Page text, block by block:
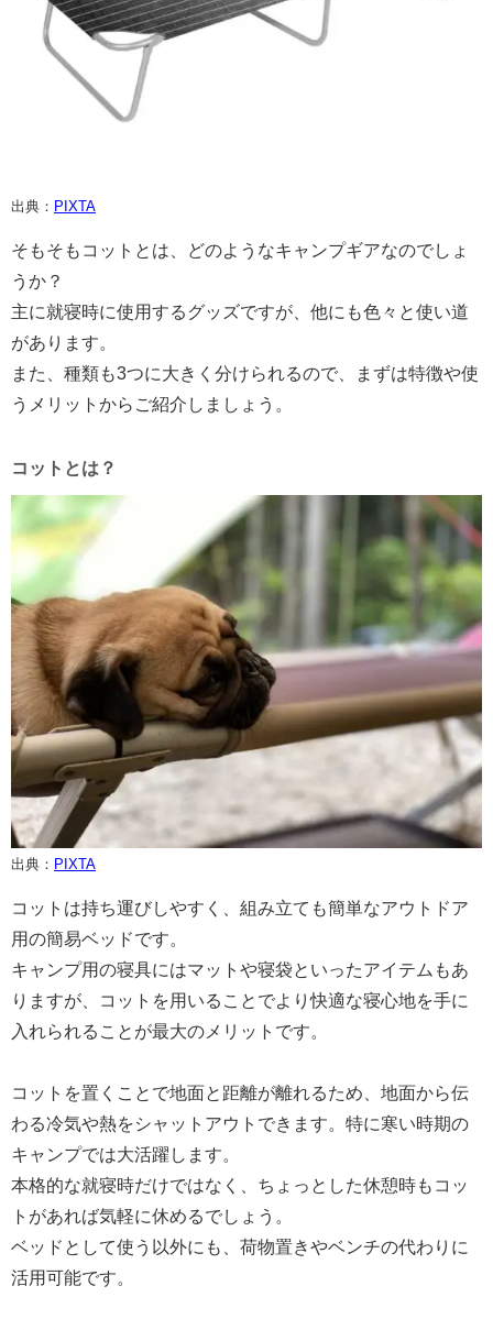
出典： PIXTA
そもそもコットとは、どのようなキャンプギアなのでしょ
うか？
主に就寝時に使用するグッズですが、他にも色々と使い道
があります。
また、種類も3つに大きく分けられるので、まずは特徴や使
うメリットからご紹介しましょう。
コットとは？
出典： PIXTA
コットは持ち運びしやすく、組み立ても簡単なアウトドア
用の簡易ベッドです。
キャンプ用の寝具にはマットや寝袋といったアイテムもあ
りますが、コットを用いることでより快適な寝心地を手に
入れられることが最大のメリットです。
コットを置くことで地面と距離が離れるため、地面から伝
わる冷気や熱をシャットアウトできます。特に寒い時期の
キャンプでは大活躍します。
本格的な就寝時だけではなく、ちょっとした休憩時もコッ
トがあれば気軽に休めるでしょう。
ベッドとして使う以外にも、荷物置きやベンチの代わりに
活用可能です。